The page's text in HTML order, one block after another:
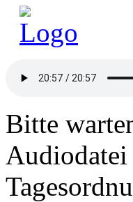
Bitte
Audiodatei